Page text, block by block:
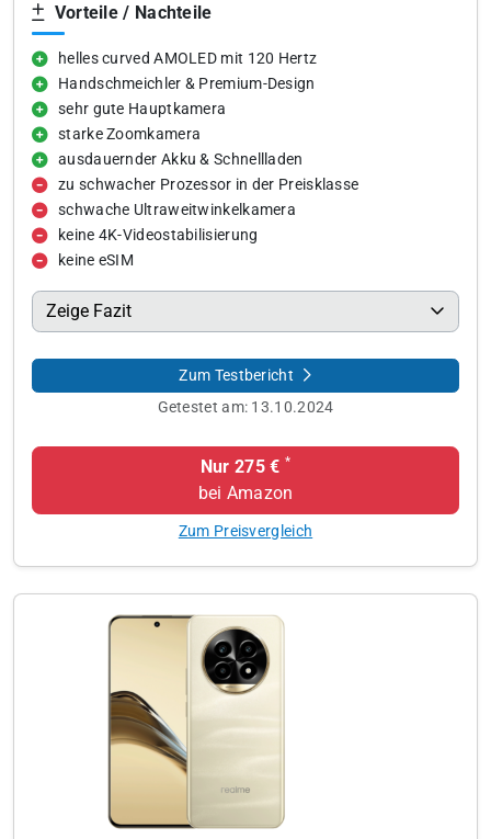
Vorteile / Nachteile
helles curved AMOLED mit 120 Hertz
Handschmeichler & Premium-Design
sehr gute Hauptkamera
starke Zoomkamera
ausdauernder Akku & Schnellladen
zu schwacher Prozessor in der Preisklasse
schwache Ultraweitwinkelkamera
keine 4K-Videostabilisierung
keine eSIM
Zeige Fazit
Zum Testbericht
Getestet am: 13.10.2024
Nur 275 € *
bei Amazon
Zum Preisvergleich